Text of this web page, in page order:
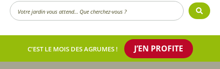
Search
...
C’EST LE MOIS DES AGRUMES ! J’EN PROFITE